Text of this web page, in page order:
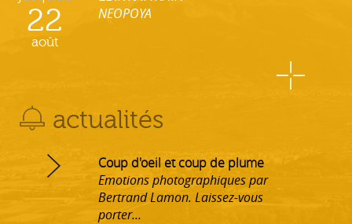
22
août
NEOPOYA
actualités
Coup d'oeil et coup de plume
Emotions photographiques par
Bertrand Lamon. Laissez-vous
porter...